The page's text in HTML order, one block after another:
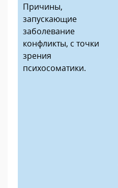
Причины,
запускающие
заболевание
конфликты, с точки
зрения
психосоматики.